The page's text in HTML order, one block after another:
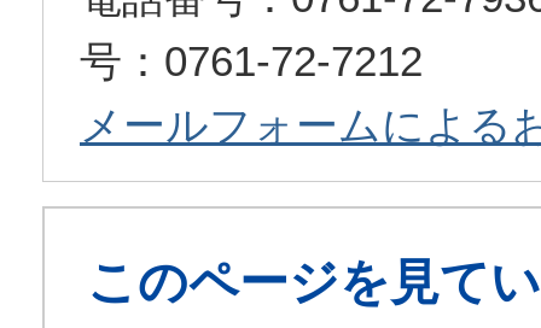
号：0761-72-7212
メールフォームによる
このページを見て